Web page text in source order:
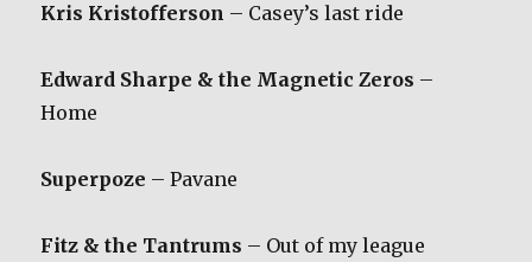
Kris Kristofferson – Casey’s last ride
Edward Sharpe & the Magnetic Zeros –
Home
Superpoze – Pavane
Fitz & the Tantrums – Out of my league